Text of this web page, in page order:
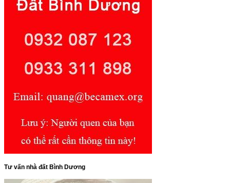
Tư vấn nhà đất Bình Dương